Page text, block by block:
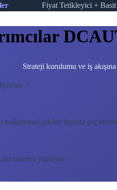
Fiyat Tetikleyici + Basit
Strateji kurulumu ve iş
"
şekilde hayata
sistemli yapiliyor."